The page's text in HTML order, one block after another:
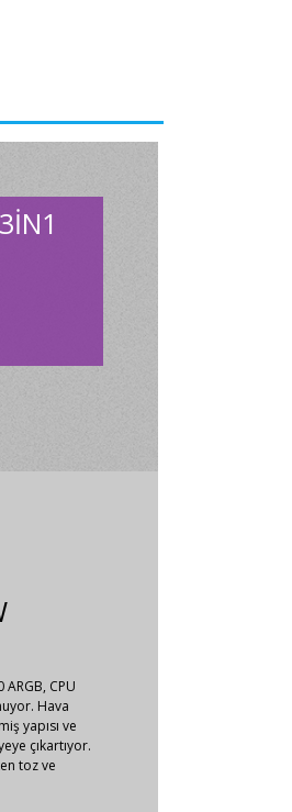
CPU
Hava
yapısı ve
çıkartıyor.
toz ve